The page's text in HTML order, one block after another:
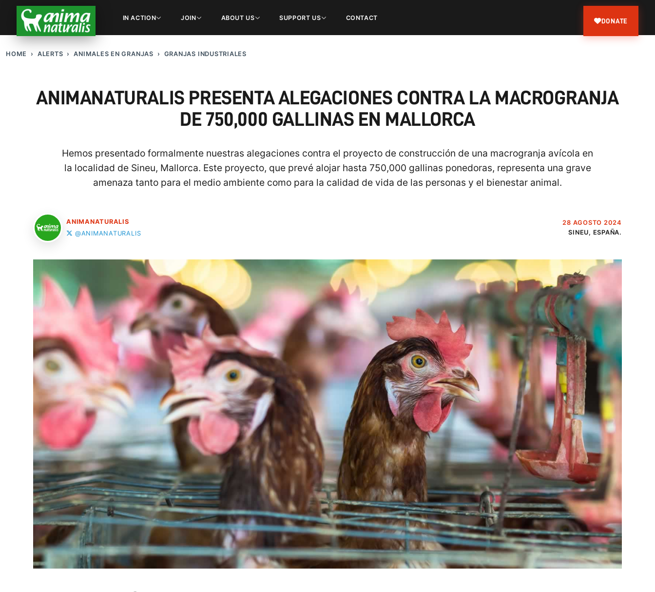
IN ACTION JOIN ABOUT US SUPPORT US CONTACT DONATE
HOME ALERTS ANIMALES EN GRANJAS GRANJAS INDUSTRIALES
ANIMANATURALIS PRESENTA ALEGACIONES CONTRA LA MACROGRANJA
DE 750,000 GALLINAS EN MALLORCA
Hemos presentado formalmente nuestras alegaciones contra el proyecto de construcción de una macrogranja avícola en
la localidad de Sineu, Mallorca. Este proyecto, que prevé alojar hasta 750,000 gallinas ponedoras, representa una grave
amenaza tanto para el medio ambiente como para la calidad de vida de las personas y el bienestar animal.
ANIMANATURALIS
@ANIMANATURALIS
28 AGOSTO 2024
SINEU, ESPAÑA.